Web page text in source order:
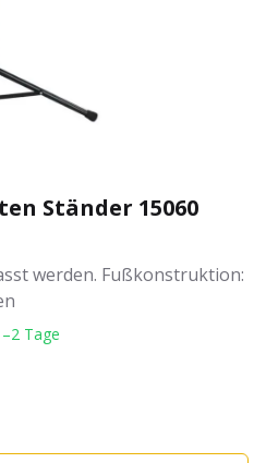
Ständer 15060
werden. Fußkonstruktion:
Tage